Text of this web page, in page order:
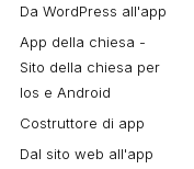
Da WordPress all'app
App della chiesa -
Sito della chiesa per
Ios e Android
Costruttore di app
Dal sito web all'app